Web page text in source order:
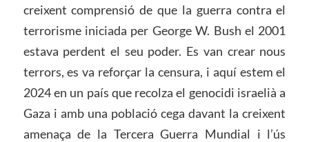
creixent comprensió de que la guerra contra el
terrorisme iniciada per George W. Bush el 2001
estava perdent el seu poder. Es van crear nous
terrors, es va reforçar la censura, i aquí estem el
2024 en un país que recolza el genocidi israelià a
Gaza i amb una població cega davant la creixent
amenaça de la Tercera Guerra Mundial i l’ús